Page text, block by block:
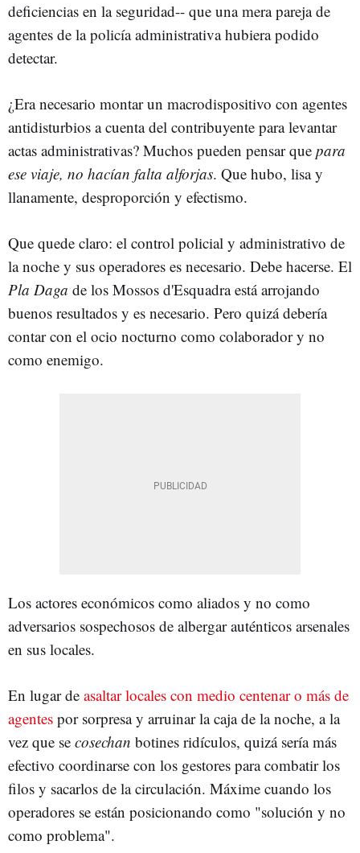
deficiencias en la seguridad-- que una mera pareja de
agentes de la policía administrativa hubiera podido
detectar.
¿Era necesario montar un macrodispositivo con agentes
antidisturbios a cuenta del contribuyente para levantar
actas administrativas? Muchos pueden pensar que para
ese viaje, no hacían falta alforjas. Que hubo, lisa y
llanamente, desproporción y efectismo.
Que quede claro: el control policial y administrativo de
la noche y sus operadores es necesario. Debe hacerse. El
Pla Daga de los Mossos d'Esquadra está arrojando
buenos resultados y es necesario. Pero quizá debería
contar con el ocio nocturno como colaborador y no
como enemigo.
Los actores económicos como aliados y no como
adversarios sospechosos de albergar auténticos arsenales
en sus locales.
En lugar de asaltar locales con medio centenar o más de
agentes por sorpresa y arruinar la caja de la noche, a la
vez que se cosechan botines ridículos, quizá sería más
efectivo coordinarse con los gestores para combatir los
filos y sacarlos de la circulación. Máxime cuando los
operadores se están posicionando como "solución y no
como problema".